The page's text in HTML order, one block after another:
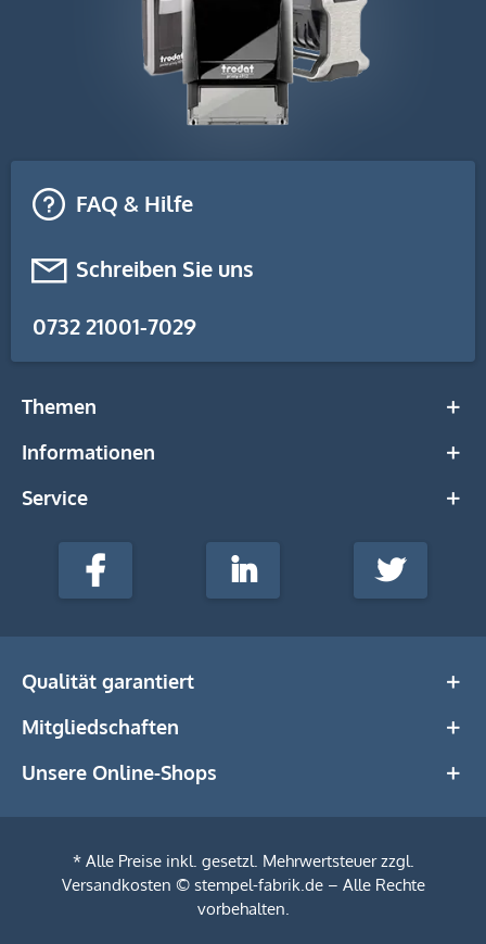
FAQ & Hilfe
Schreiben Sie uns
0732 21001-7029
Themen
Informationen
Service
stempel-
Media
Facebook LinkedIn Twitter
Qualität garantiert
Mitgliedschaften
Unsere Online-Shops
* Alle Preise inkl. gesetzl. Mehrwertsteuer zzgl.
Versandkosten © stempel-fabrik.de – Alle Rechte
vorbehalten.